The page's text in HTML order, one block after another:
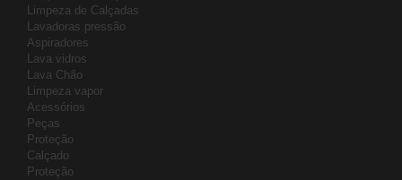
Limpeza de Calçadas
Lavadoras pressão
Aspiradores
Lava vidros
Lava Chão
Limpeza vapor
Acessórios
Peças
Proteção
Calçado
Proteção